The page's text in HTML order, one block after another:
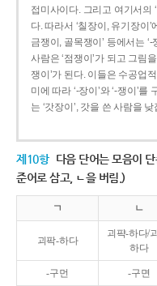
접미사이다. 그리고 여기서의
다. 따라서 ‘칠장이, 유기장이’
금쟁이, 골목쟁이’ 등에서는
사람은 ‘점쟁이’가 되고 그림
쟁이’가 된다. 이들은 수공업
미에 따라 ‘-장이’와 ‘-쟁이’
는 ‘갓장이’, 갓을 쓴 사람을
제10항 다음 단어는 모음이
준어로 삼고, ㄴ을 버림.)
ㄱ ㄴ
괴팍-하다
괴퍅-하다/
하다
-구먼 -구면